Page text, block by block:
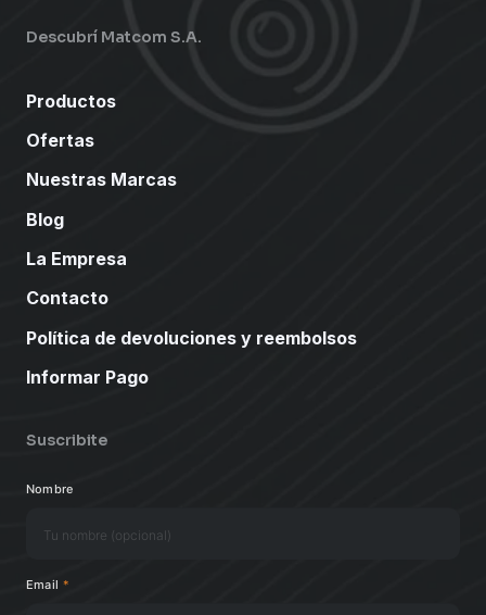
Descubrí Matcom S.A.
Productos
Ofertas
Nuestras Marcas
Blog
La Empresa
Contacto
Política de devoluciones y reembolsos
Informar Pago
Suscribite
Nombre
Email *